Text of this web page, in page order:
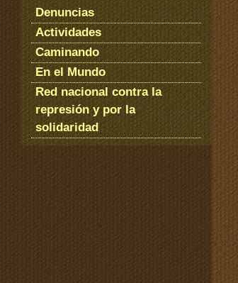
Denuncias
Actividades
Caminando
En el Mundo
Red nacional contra la
represión y por la
solidaridad